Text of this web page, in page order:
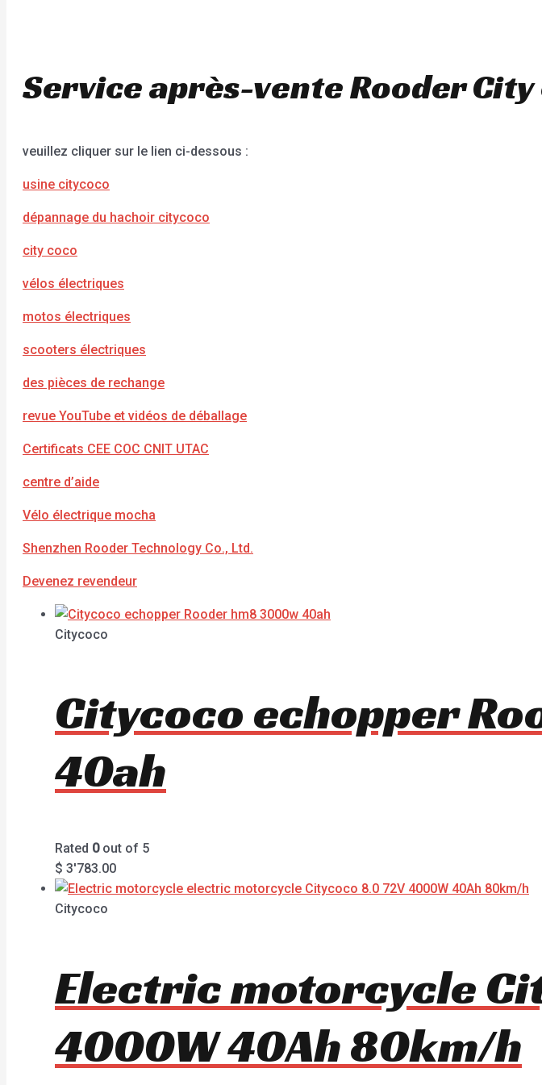
Service après-vente Rooder
veuillez cliquer sur le lien ci-dessous :
usine citycoco
dépannage du hachoir citycoco
city coco
vélos électriques
motos électriques
scooters électriques
des pièces de rechange
revue YouTube et vidéos de déballage
Certificats CEE COC CNIT UTAC
centre d’aide
Vélo électrique mocha
Shenzhen Rooder Technology Co., Ltd.
Devenez revendeur
Citycoco
Citycoco echopper
40ah
Rated 0out of 5
$ 3'783.00
Citycoco
Electric motorcycle
4000W 40Ah 80km/h